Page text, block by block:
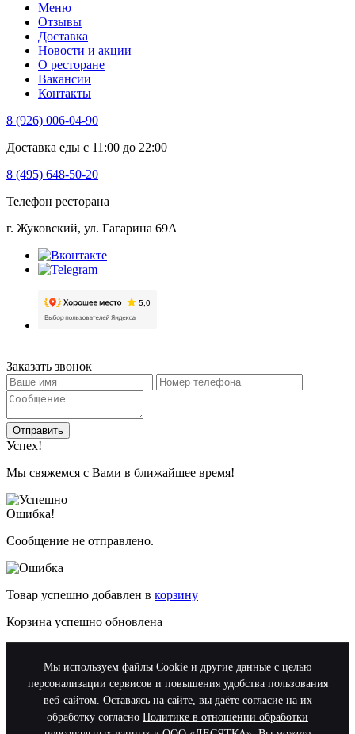
Меню
Отзывы
Доставка
Новости и акции
О ресторане
Вакансии
Контакты
8 (926) 006-04-90
Доставка еды с 11:00 до 22:00
8 (495) 648-50-20
Телефон ресторана
г. Жуковский, ул. Гагарина 69А
Заказать звонок
Отправить
Успех!
Мы свяжемся с Вами в ближайшее время!
Ошибка!
Сообщение не отправлено.
Товар успешно добавлен в корзину
Корзина успешно обновлена
Мы используем файлы Cookie и другие данные с целью
персонализации сервисов и повышения удобства пользования
веб-сайтом. Оставаясь на сайте, вы даёте согласие на их
обработку согласно Политике в отношении обработки